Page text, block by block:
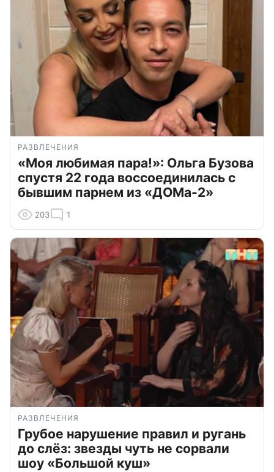
РАЗВЛЕЧЕНИЯ
«Моя любимая пара!»: Ольга Бузова
спустя 22 года воссоединилась с
бывшим парнем из «ДОМа-2»
203 1
РАЗВЛЕЧЕНИЯ
Грубое нарушение правил и ругань
до слёз: звезды чуть не сорвали
шоу «Большой куш»